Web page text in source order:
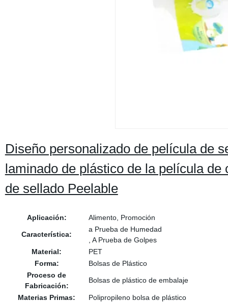
Diseño personalizado de película de
laminado de plástico de la película
de sellado Peelable
Aplicación: Alimento, Promoción
Característica:
a Prueba de Humedad
, A Prueba de Golpes
Material:
PET
Forma:
Bolsas de Plástico
Proceso de
Fabricación:
Bolsas de plástico de embalaje
Materias Primas: Polipropileno bolsa de plástico